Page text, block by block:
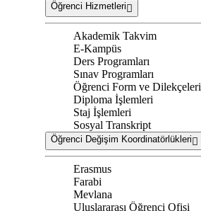
Öğrenci Hizmetleri
Akademik Takvim
E-Kampüs
Ders Programları
Sınav Programları
Öğrenci Form ve Dilekçeleri
Diploma İşlemleri
Staj İşlemleri
Sosyal Transkript
Öğrenci Değişim Koordinatörlükleri
Erasmus
Farabi
Mevlana
Uluslararası Öğrenci Ofisi